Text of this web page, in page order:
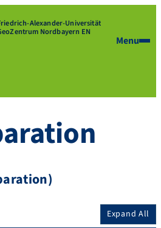
Alexander-Universität
Nordbayern EN
Menu
Expand All